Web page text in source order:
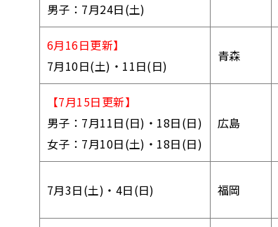
男子：7月24日(土)
6月16日更新】
7月10日(土)・11日(日)
青森
【7月15日更新】
男子：7月11日(日)・18日(日)
女子：7月10日(土)・18日(日)
広島
7月3日(土)・4日(日) 福岡